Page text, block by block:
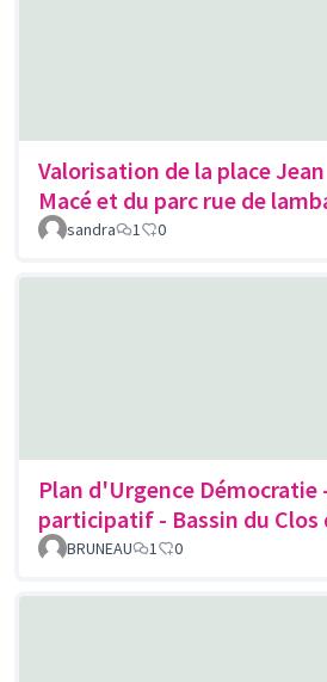
Valorisation de la place Jean
Macé et du parc rue de
sandra
1 0
Plan d'Urgence Démocratie
participatif - Bassin du Clos
BRUNEAU 1 0